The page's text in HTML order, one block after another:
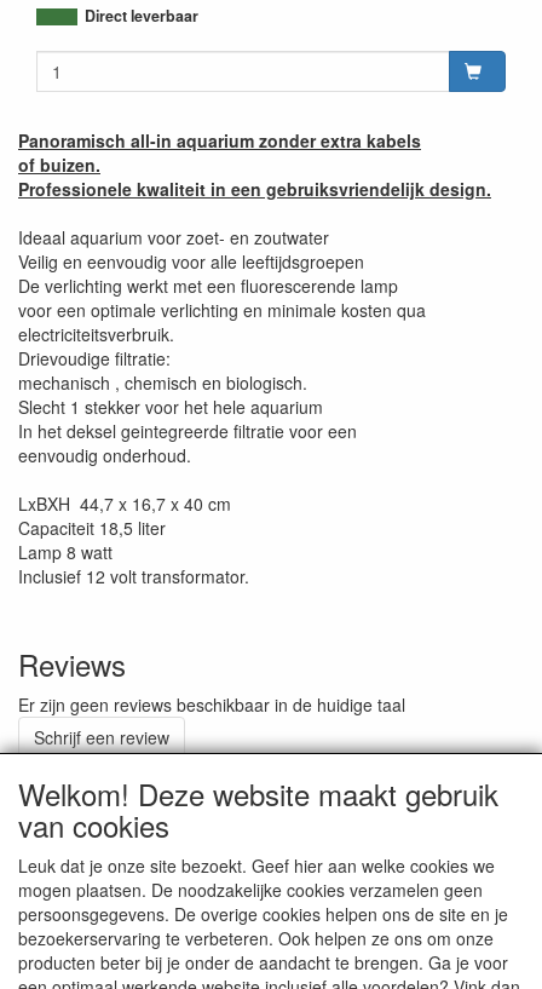
Direct leverbaar
Panoramisch all-in aquarium zonder extra kabels
of buizen.
Professionele kwaliteit in een gebruiksvriendelijk design.
Ideaal aquarium voor zoet- en zoutwater
Veilig en eenvoudig voor alle leeftijdsgroepen
De verlichting werkt met een fluorescerende lamp
voor een optimale verlichting en minimale kosten qua
electriciteitsverbruik.
Drievoudige filtratie:
mechanisch , chemisch en biologisch.
Slecht 1 stekker voor het hele aquarium
In het deksel geintegreerde filtratie voor een
eenvoudig onderhoud.
LxBXH 44,7 x 16,7 x 40 cm
Capaciteit 18,5 liter
Lamp 8 watt
Inclusief 12 volt transformator.
Reviews
Er zijn geen reviews beschikbaar in de huidige taal
Schrijf een review
ALGEMENE VOORWAARDEN
RETOURZENDING
Welkom! Deze website maakt gebruik
van cookies
Leuk dat je onze site bezoekt. Geef hier aan welke cookies we
mogen plaatsen. De noodzakelijke cookies verzamelen geen
persoonsgegevens. De overige cookies helpen ons de site en je
bezoekerservaring te verbeteren. Ook helpen ze ons om onze
producten beter bij je onder de aandacht te brengen. Ga je voor